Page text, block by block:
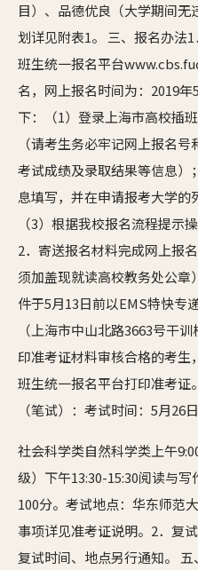
目）、品德优良（大学期间
划详见附表1。 三、报名办法
班生统一报名平台
名，网上报名时间为：2019
下：（1）登录上海市高校插
（请考生务必牢记网上报名
考试成绩及录取结果等信息）
息填写，并在申请报考大学的
（3）根据我校报名流程提示
2．寄送报名材料完成网上报
须加盖现就读高校教务处公
件于5月13日前以EMS特快专
（上海市中山北路3663号干
印准考证材料审核合格的考生
班生统一报名平台打印准考证
（笔试）：考试时间：5月26
社会科学类自然科学类上午
级）下午13:30-15:30阅读与
100分。考试地点：华东师范
事项详见准考证说明。2．复
复试时间、地点另行通知。